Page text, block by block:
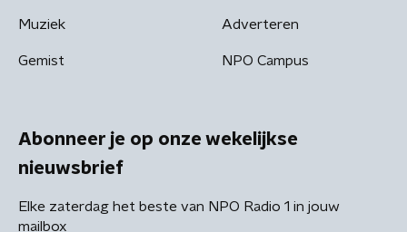
Muziek
Gemist
Adverteren
NPO Campus
Abonneer je op onze wekelijkse
nieuwsbrief
Elke zaterdag het beste van NPO Radio 1 in jouw
mailbox